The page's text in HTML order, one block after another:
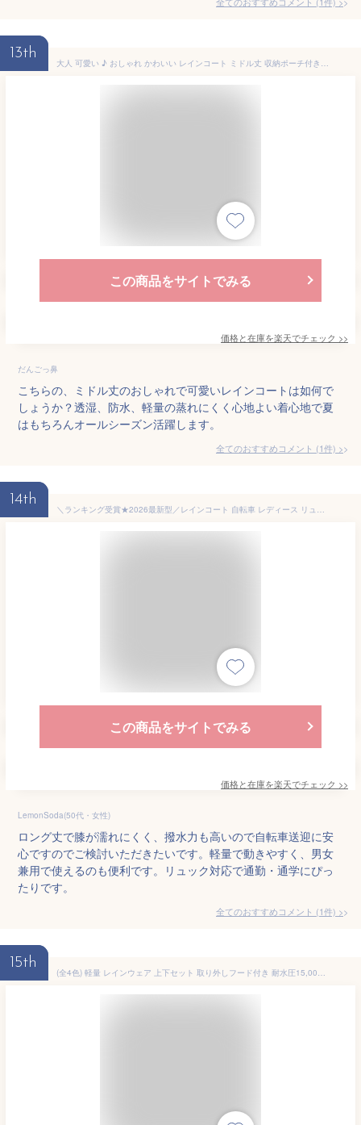
13th
大人 可愛い ♪ おしゃれ かわいい レインコート ミドル丈 収納ポーチ付き レディース 大人用 M L XL 防水 軽量 レインポンチョ 自転車 レインウェア 定番 雨合羽 トレンチコート 雨具 カッパ 通勤 通学 防災 バイク 野外 フェス アウトドア キャンプ 春 夏 秋 冬 コーデ
この商品をサイトでみる
価格と在庫を楽天でチェック >>
だんごっ鼻
こちらの、ミドル丈のおしゃれで可愛いレインコートは如何で
しょうか？透湿、防水、軽量の蒸れにくく心地よい着心地で夏
はもちろんオールシーズン活躍します。
全てのおすすめコメント (1件) >
14th
＼ランキング受賞★2026最新型／レインコート 自転車 レディース リュック対応 防水 レインウェア ロング丈 レインポンチョ 送迎 雨 軽量 防水 カッパ 雨具 ポンチョ ランドセル対応 膝が濡れない 撥水 通勤 通学 安全 アウトドア 男女兼用 蒸れない おしゃれ 母の日
この商品をサイトでみる
価格と在庫を楽天でチェック >>
LemonSoda(50代・女性)
ロング丈で膝が濡れにくく、撥水力も高いので自転車送迎に安
心ですのでご検討いただきたいです。軽量で動きやすく、男女
兼用で使えるのも便利です。リュック対応で通勤・通学にぴっ
たりです。
全てのおすすめコメント (1件) >
15th
(全4色) 軽量 レインウェア 上下セット 取り外しフード付き 耐水圧15,000mm 防水 蒸れにくい 無地 メンズ レインスーツ 自転車 レインコート アウトドア ゴルフ 裏メッシュ S M L LL 3L